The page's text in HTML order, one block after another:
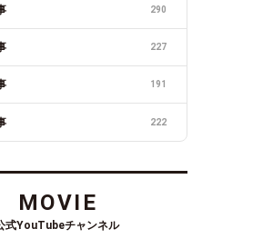
290
227
191
222
MOVIE
式YouTubeチャンネル